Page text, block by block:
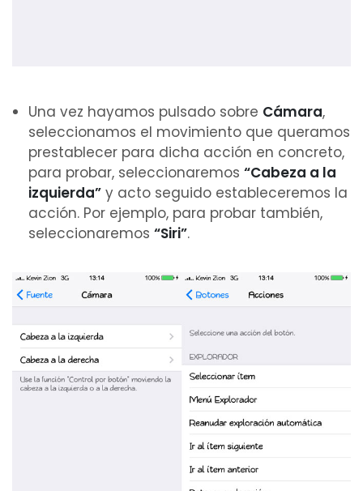
Una vez hayamos pulsado sobre Cámara,
seleccionamos el movimiento que queramos
prestablecer para dicha acción en concreto,
para probar, seleccionaremos “Cabeza a la
izquierda” y acto seguido estableceremos la
acción. Por ejemplo, para probar también,
seleccionaremos “Siri”.